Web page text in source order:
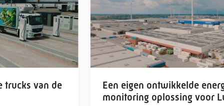
trucks van de
Een eigen ontwikkelde
monitoring oplossing voor